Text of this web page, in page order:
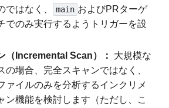
ではなく、
main およびPRターゲ
でのみ実行するようトリガーを設
（Incremental Scan）：
大規模な
の場合、完全スキャンではなく、
ァイルのみを分析するインクリメ
ン機能を検討します（ただし、こ